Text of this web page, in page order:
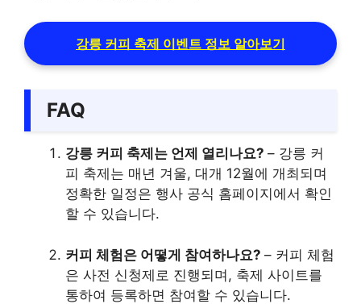
강릉 커피 축제 이벤트 정보 알아보기
FAQ
강릉 커피 축제는 언제 열리나요? – 강릉 커
피 축제는 매년 겨울, 대개 12월에 개최되며
정확한 일정은 행사 공식 홈페이지에서 확인
할 수 있습니다.
커피 체험은 어떻게 참여하나요? – 커피 체험
은 사전 신청제로 진행되며, 축제 사이트를
통하여 등록하면 참여할 수 있습니다.